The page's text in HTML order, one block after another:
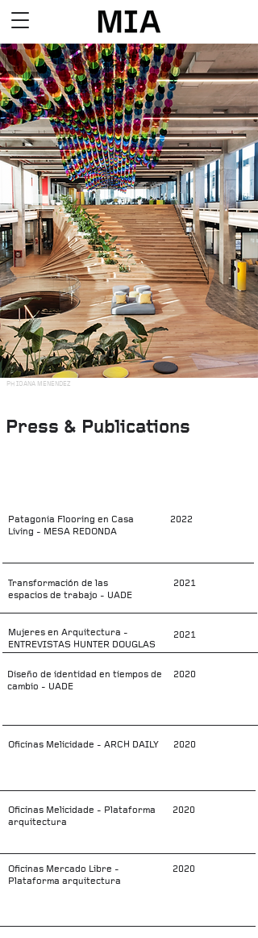
PH IOANA MENENDEZ
Patagonia Flooring en Casa
Living - MESA REDONDA
2022
Transformación de las
espacios de trabajo - UADE
2021
2021
Mujeres en Arquitectura -
ENTREVISTAS HUNTER DOUGLAS
Diseño de identidad en tiempos de
cambio - UADE
2020
Oficinas Melicidade - ARCH DAILY
2020
Oficinas Melicidade - Plataforma
arquitectura
2020
Oficinas Mercado Libre -
Plataforma arquitectura
2020
Press & Publications